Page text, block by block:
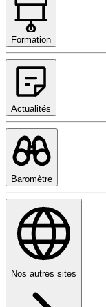
Formation
Actualités
Baromètre
Nos autres sites